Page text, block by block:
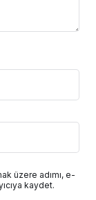
üzere adımı, e-
kaydet.